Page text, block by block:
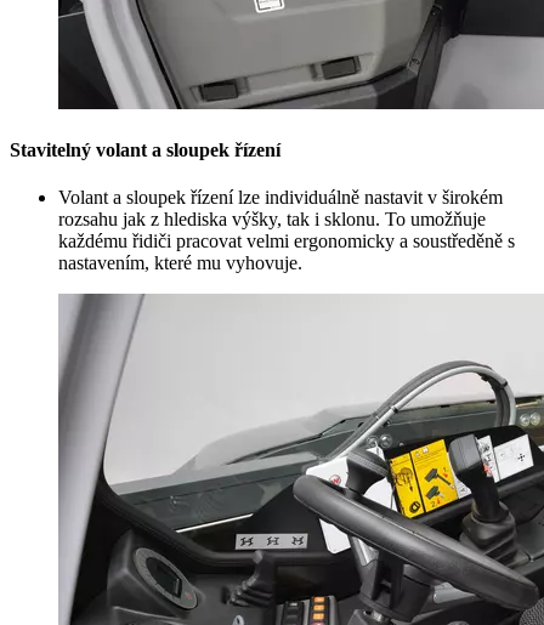
Stavitelný volant a sloupek řízení
Volant a sloupek řízení lze individuálně nastavit v širokém
rozsahu jak z hlediska výšky, tak i sklonu. To umožňuje
každému řidiči pracovat velmi ergonomicky a soustředěně s
nastavením, které mu vyhovuje.